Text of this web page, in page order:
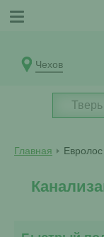
Чехов
Главная Евролос